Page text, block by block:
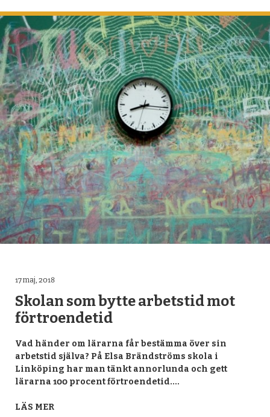
17 maj, 2018
Skolan som bytte arbetstid mot
förtroendetid
Vad händer om lärarna får bestämma över sin
arbetstid själva? På Elsa Brändströms skola i
Linköping har man tänkt annorlunda och gett
lärarna 100 procent förtroendetid.…
LÄS MER